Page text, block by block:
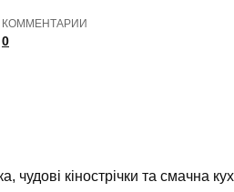
КОММЕНТАРИИ
0
кінострічки та смачна